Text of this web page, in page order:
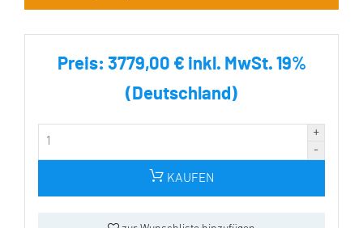
Preis: 3779,00 € inkl. MwSt. 19%
(Deutschland)
KAUFEN